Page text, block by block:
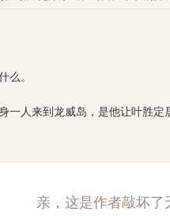
么。
一人来到龙威岛，是他让叶胜定
亲，这是作者敲坏